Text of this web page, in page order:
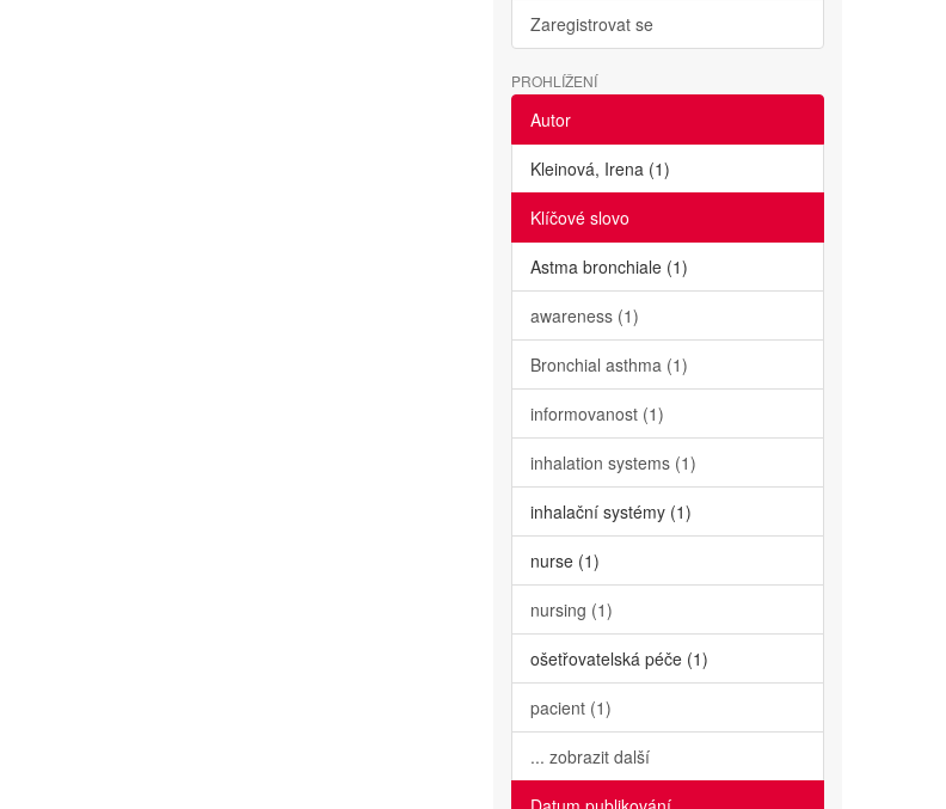
Zaregistrovat se
PROHLÍŽENÍ
Autor
Kleinová, Irena (1)
Klíčové slovo
Astma bronchiale (1)
awareness (1)
Bronchial asthma (1)
informovanost (1)
inhalation systems (1)
inhalační systémy (1)
nurse (1)
nursing (1)
ošetřovatelská péče (1)
pacient (1)
... zobrazit další